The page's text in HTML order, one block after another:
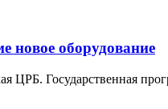
новое оборудование
Государственная